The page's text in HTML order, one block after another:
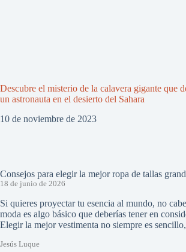
Descubre el misterio de la calavera gigante que
un astronauta en el desierto del Sahara
10 de noviembre de 2023
Consejos para elegir la mejor ropa de tallas
18 de junio de 2026
Si quieres proyectar tu esencia al mundo, no
moda es algo básico que deberías tener en
Elegir la mejor vestimenta no siempre es
Jesús Luque